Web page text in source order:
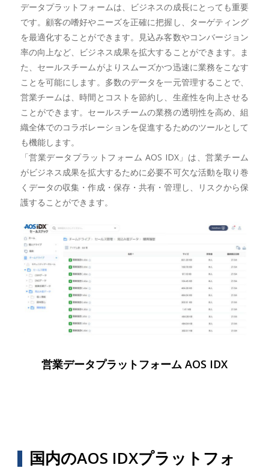
データプラットフォームは、ビジネスの成長にとっても重要
です。顧客の嗜好やニーズを正確に把握し、ターゲティング
を最適化することができます。見込み客数やコンバージョン
率の向上など、ビジネス成果を拡大することができます。ま
た、セールスチームがよりスムーズかつ迅速に業務をこなす
ことを可能にします。多数のデータを一元管理することで、
営業チームは、時間とコストを節約し、生産性を向上させる
ことができます。セールスチームの業務の透明性を高め、組
織全体でのコラボレーションを促進するためのツールとして
も機能します。
「営業データプラットフォーム AOS IDX」は、営業チーム
がビジネス成果を拡大するために必要不可欠な活動を取り巻
くデータの収集・作成・保存・共有・管理し、リスクから保
護することができます。
営業データプラットフォーム AOS IDX
国内のAOS IDXプラットフォ